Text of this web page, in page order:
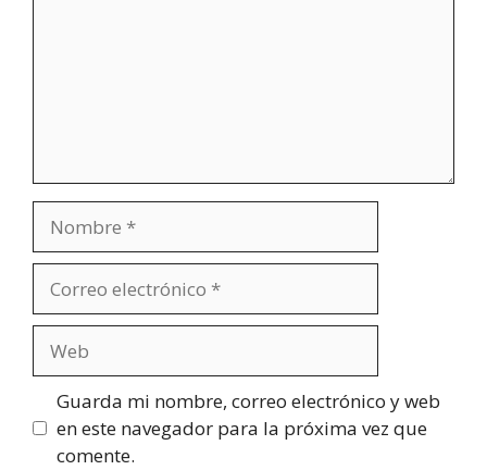
electrónico
Guarda mi nombre, correo electrónico y web
en este navegador para la próxima vez que
comente.